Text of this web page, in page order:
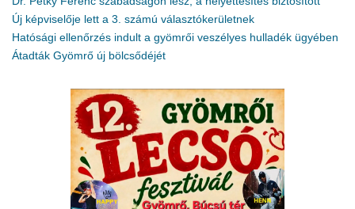
Új képviselője lett a 3. számú választókerületnek
Hatósági ellenőrzés indult a gyömrői veszélyes hulladék ügyében
Átadták Gyömrő új bölcsődéjét